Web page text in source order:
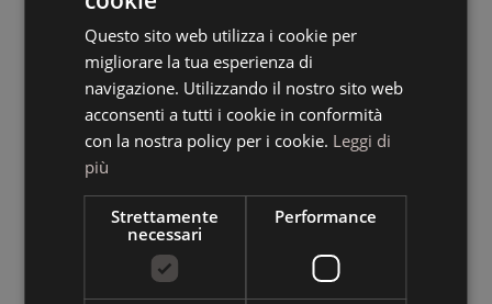
ENGLISH
Questo sito web utilizza i cookie per
migliorare la tua esperienza di
navigazione. Utilizzando il nostro sito web
acconsenti a tutti i cookie in conformità
con la nostra policy per i cookie. Leggi di
più
Strettamente
necessari
Performance